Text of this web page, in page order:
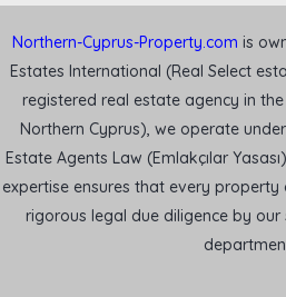
Northern-Cyprus-Property.com is
Estates International (Real Select
registered real estate agency in the
Northern Cyprus), we operate
Estate Agents Law (Emlakçılar
expertise ensures that every
rigorous legal due diligence by